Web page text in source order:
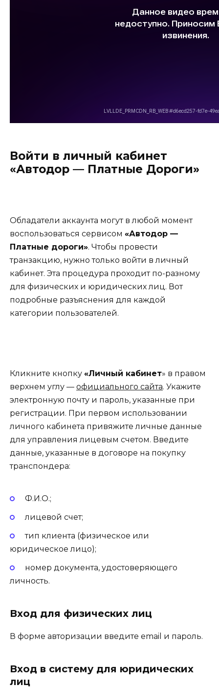
Войти в личный кабинет
«Автодор — Платные Дороги»
Обладатели аккаунта могут в любой момент
воспользоваться сервисом «Автодор —
Платные дороги». Чтобы провести
транзакцию, нужно только войти в личный
кабинет. Эта процедура проходит по-разному
для физических и юридических лиц. Вот
подробные разъяснения для каждой
категории пользователей.
Кликните кнопку «Личный кабинет» в правом
верхнем углу — официального сайта. Укажите
электронную почту и пароль, указанные при
регистрации. При первом использовании
личного кабинета привяжите личные данные
для управления лицевым счетом. Введите
данные, указанные в договоре на покупку
транспондера:
Ф.И.О.;
лицевой счет;
тип клиента (физическое или
юридическое лицо);
номер документа, удостоверяющего
личность.
Вход для физических лиц
В форме авторизации введите email и пароль.
Вход в систему для юридических
лиц